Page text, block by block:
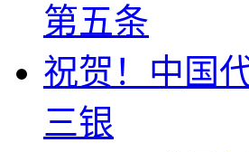
第五条
祝贺！中国
三银